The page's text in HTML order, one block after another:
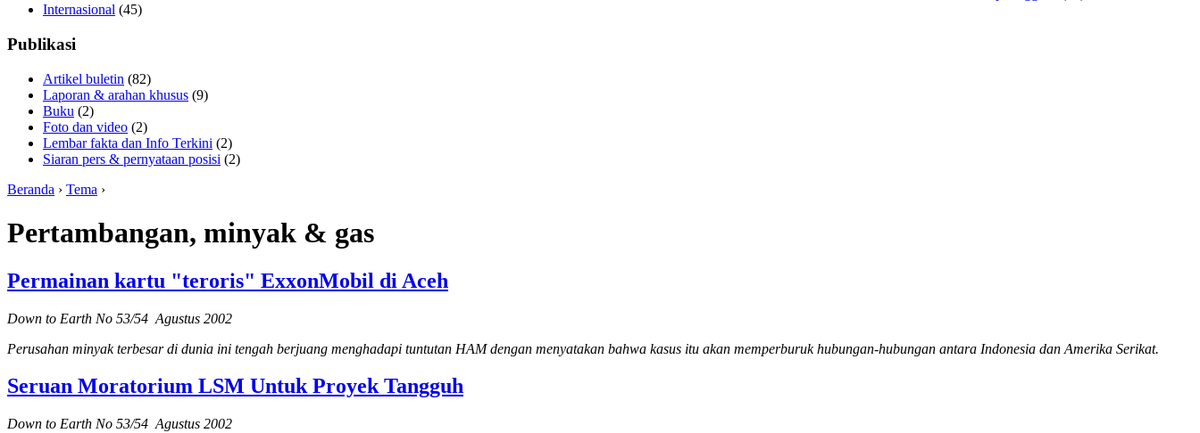
Internasional (45)
Publikasi
Artikel buletin (82)
Laporan & arahan khusus (9)
Buku (2)
Foto dan video (2)
Lembar fakta dan Info Terkini (2)
Siaran pers & pernyataan posisi (2)
Beranda › Tema ›
Pertambangan, minyak & gas
Permainan kartu "teroris" ExxonMobil di Aceh
Down to Earth No 53/54 Agustus 2002
Perusahan minyak terbesar di dunia ini tengah berjuang menghadapi tuntutan HAM dengan menyatakan bahwa kasus itu akan memperburuk hubungan-hubungan antara Indonesia dan Amerika Serikat.
Seruan Moratorium LSM Untuk Proyek Tangguh
Down to Earth No 53/54 Agustus 2002